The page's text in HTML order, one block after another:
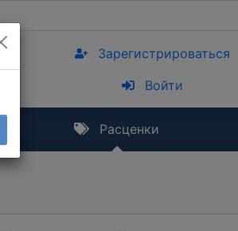
Зарегистрироваться
Войти
Расценки